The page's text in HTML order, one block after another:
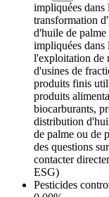
impliquées
transformation
d'huile de
impliquées dans
l'exploitation de
d'usines de
produits finis
produits
biocarburants,
distribution
de palme ou de
des questions
contacter
ESG)
Pesticides